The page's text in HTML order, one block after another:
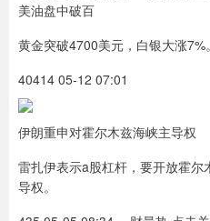
美油盘中破百
黄金突破4700美元，白银大涨7%。
40414 05-12 07:01
伊朗重申对霍尔木兹海峡主导权
雷扎伊表示a股杠杆，要开放霍
导权。